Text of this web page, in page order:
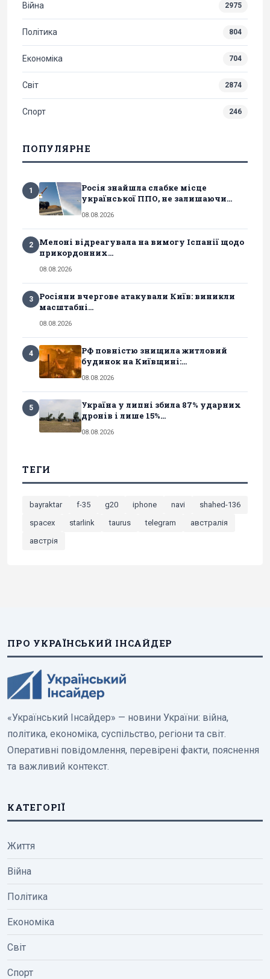
Війна 2975
Політика 804
Економіка 704
Світ 2874
Спорт 246
ПОПУЛЯРНЕ
1
Росія знайшла слабке місце
української ППО, не залишаючи...
08.08.2026
2
Мелоні відреагувала на вимогу Іспанії щодо
прикордонних...
08.08.2026
3
Росіяни вчергове атакували Київ: виникли
масштабні...
08.08.2026
4
РФ повністю знищила житловий
будинок на Київщині:...
08.08.2026
5
Україна у липні збила 87% ударних
дронів і лише 15%...
08.08.2026
ТЕГИ
bayraktar f-35 g20 iphone navi
shahed-136
spacex
starlink taurus telegram
австралія
австрія
ПРО УКРАЇНСЬКИЙ ІНСАЙДЕР
«Український Інсайдер» — новини України: війна,
політика, економіка, суспільство, регіони та світ.
Оперативні повідомлення, перевірені факти, пояснення
та важливий контекст.
КАТЕГОРІЇ
Життя
Війна
Політика
Економіка
Світ
Спорт